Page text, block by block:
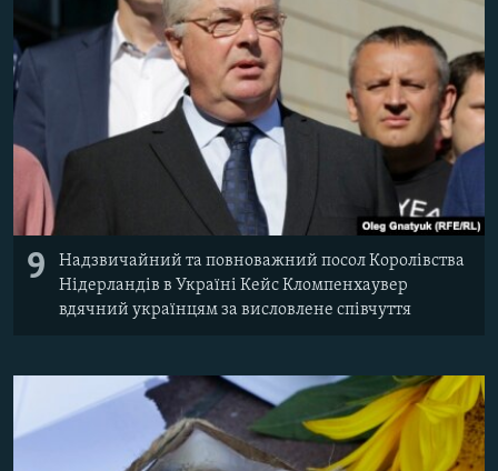
9
Надзвичайний та повноважний посол Королівства
Нідерландів в Україні Кейс Кломпенхаувер
вдячний українцям за висловлене співчуття